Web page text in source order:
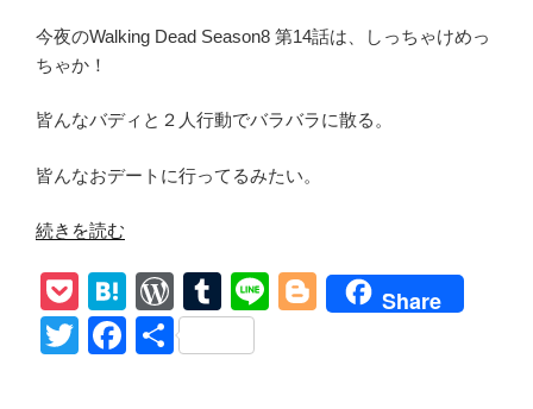
ジ
ー
Marlion
に
る!
ー
ル
手
今夜のWalking Dead Season8 第14話は、しっちゃけめっ
ちゃか！
皆んなバディと２人行動でバラバラに散る。
皆んなおデートに行ってるみたい。
“【ウ
ー
キ
ン
続きを読む
P
o
ck
H
at
e
W
or
d
T
u
m
Li
Bl
Share
T
F
共